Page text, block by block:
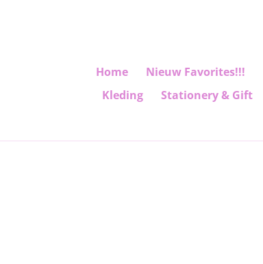
Home Nieuw Favorites!!!
Kleding
Stationery & Gift